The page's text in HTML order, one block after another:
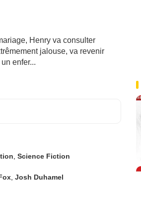
Henry va consulter
jalouse, va revenir
enfer...
Science Fiction
, Josh Duhamel